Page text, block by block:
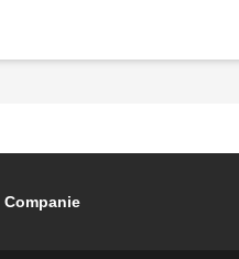
Companie